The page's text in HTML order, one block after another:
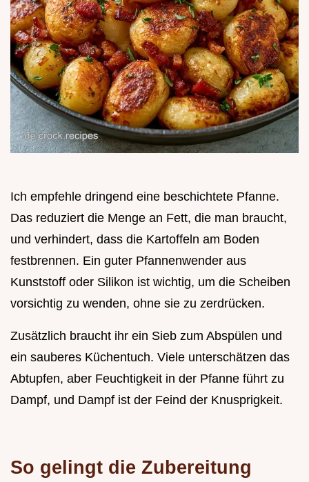
Ich empfehle dringend eine beschichtete Pfanne.
Das reduziert die Menge an Fett, die man braucht,
und verhindert, dass die Kartoffeln am Boden
festbrennen. Ein guter Pfannenwender aus
Kunststoff oder Silikon ist wichtig, um die Scheiben
vorsichtig zu wenden, ohne sie zu zerdrücken.
Zusätzlich braucht ihr ein Sieb zum Abspülen und
ein sauberes Küchentuch. Viele unterschätzen das
Abtupfen, aber Feuchtigkeit in der Pfanne führt zu
Dampf, und Dampf ist der Feind der Knusprigkeit.
So gelingt die Zubereitung